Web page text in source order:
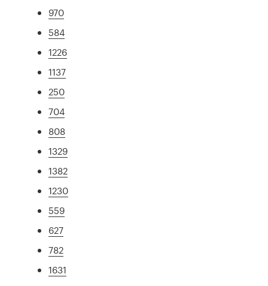
970
584
1226
1137
250
704
808
1329
1382
1230
559
627
782
1631